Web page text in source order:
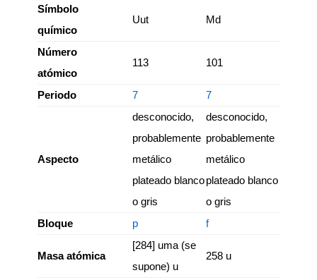
Símbolo
químico
Uut Md
Número
atómico
113 101
Periodo 7 7
Aspecto
desconocido,
probablemente
metálico
plateado blanco
o gris
desconocido,
probablemente
metálico
plateado blanco
o gris
Bloque
p f
Masa atómica
[284] uma (se
supone) u
258 u